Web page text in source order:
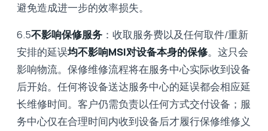
避免造成进一步的效率损失。
6.5不影响保修服务 ：收取服务费以及任何取件/重新
安排的延误均不影响MSI对设备本身的保修。这只会
影响物流。保修维修流程将在服务中心实际收到设备
后开始。任何将设备送达服务中心的延误都会相应延
长维修时间。客户仍需负责以任何方式交付设备；服
务中心仅在合理时间内收到设备后才履行保修维修义